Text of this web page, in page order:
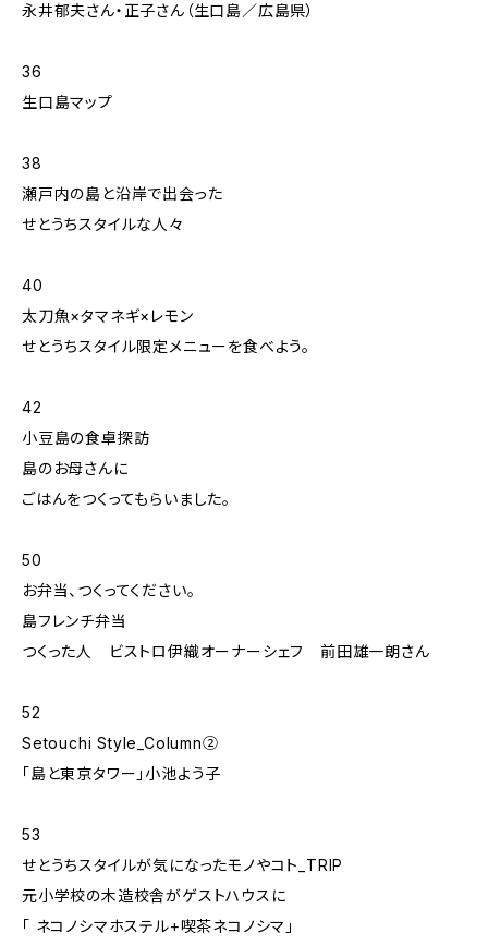
永井郁夫さん・正子さん（生口島／広島県）
36
生口島マップ
38
瀬戸内の島と沿岸で出会った
せとうちスタイルな人々
40
太刀魚×タマネギ×レモン
せとうちスタイル限定メニューを食べよう。
42
小豆島の食卓探訪
島のお母さんに
ごはんをつくってもらいました。
50
お弁当、つくってください。
島フレンチ弁当
つくった人 ビストロ伊織オーナーシェフ 前田雄一朗さん
52
Setouchi Style_Column②
「島と東京タワー」小池よう子
53
せとうちスタイルが気になったモノやコト_TRIP
元小学校の木造校舎がゲストハウスに
「 ネコノシマホステル+喫茶ネコノシマ」